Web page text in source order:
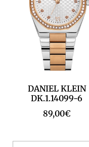
DANIEL KLEIN
DK.1.14099-6
89,00€